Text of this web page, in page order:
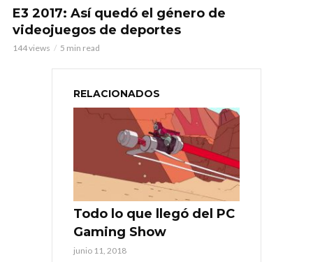
E3 2017: Así quedó el género de
videojuegos de deportes
144 views 5 min read
RELACIONADOS
Todo lo que llegó del PC
Gaming Show
junio 11, 2018